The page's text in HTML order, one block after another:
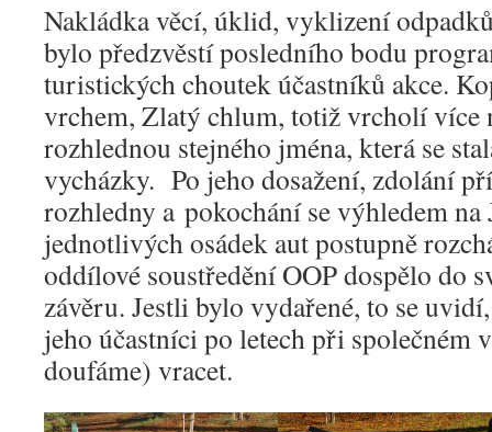
Nakládka věcí, úklid, vyklizení
bylo předzvěstí posledního bodu
turistických choutek účastníků akce.
vrchem, Zlatý chlum, totiž vrcholí více
rozhlednou stejného jména, která se
vycházky. Po jeho dosažení, zdolání
rozhledny a pokochání se výhledem na
jednotlivých osádek aut postupně
oddílové soustředění OOP dospělo do
závěru. Jestli bylo vydařené, to se
jeho účastníci po letech při společném
doufáme) vracet.